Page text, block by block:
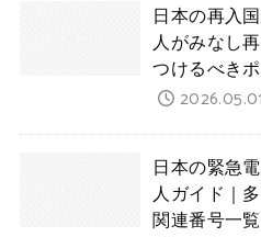
日本の再入
人がみなし
つけるべき
2026.05.01
日本の緊急
人ガイド｜
関連番号一覧